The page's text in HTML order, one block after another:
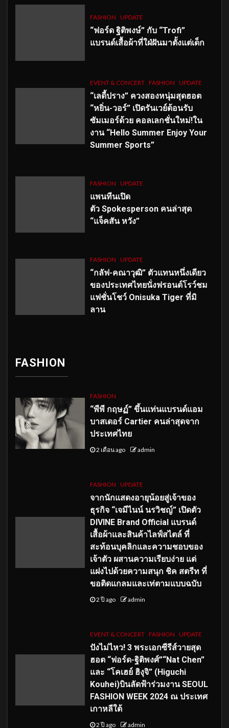
FASHION UPDATE
“ฟอร์ด ฐิติพงษ์” กับ “Trofi”
แบรนด์เสื้อผ้าที่ใฝ่ฝันมาตั้งแต่เด็ก
EVENT & CONCERT FASHION UPDATE
“เลดี้ปราง” ควงสองหนุ่มสุดฮอต
“หยิ่น-วอร์” เปิดรันเวย์ต้อนรับ
ซัมเมอร์ด้วย คอลเลกชั่นใหม่!ใน
งาน “Hello Summer Enjoy Your
Summer Sports”
FASHION UPDATE
แพนทีนเปิด
ตัว Spokesperson คนล่าสุด
“แจ็คสัน หวัง”
FASHION UPDATE
“กลัฟ-คณาวุฒิ” ตัวแทนหนึ่งเดียว
ของประเทศไทยนั่งฟรอนต์โรว์ชม
แฟชั่นโชว์ Onisuka Tiger ที่มิ
ลาน
FASHION
FASHION
“พีพี กฤษฏ์” ขึ้นแท่นแบรนด์แอม
บาสเดอร์ Cartier คนล่าสุดจาก
ประเทศไทย
2 เดือน ago admin
FASHION UPDATE
จากนักแสดงอายุน้อยสู่เจ้าของ
ธุรกิจ “เจมีไนน์ นรวิชญ์” เปิดตัว
DIVINE Brand Official แบรนด์
เสื้อผ้าและสินค้าไลฟ์สไตล์ ที่
สะท้อนบุคลิกและความชอบของ
เจ้าตัว ผสานความเรียบง่าย แต่
แฝงไปด้วยความสนุก ชิค สตรีท ที่
ขอติดแกลมและเท่ตามแบบฉบับ
2 ปี ago admin
EVENT & CONCERT FASHION UPDATE
ปังไม่ไหว! 3 พระเอกซีรีส์วายสุด
ฮอต “ฟอร์ด-ฐิติพงศ์”“Nat Chen”
และ “โคเฮย์ ฮิงุจิ” (Higuchi
Kouhei)บินลัดฟ้าร่วมงาน SEOUL
FASHION WEEK 2024 ณ ประเทศ
เกาหลีใต้
2 ปี ago admin